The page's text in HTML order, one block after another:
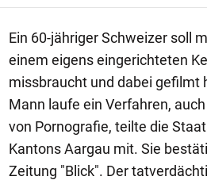
Ein 60-jähriger Schweizer soll
einem eigens eingerichteten
missbraucht und dabei gefilmt
Mann laufe ein Verfahren,
von Pornografie, teilte die
Kantons Aargau mit. Sie
Zeitung "Blick". Der